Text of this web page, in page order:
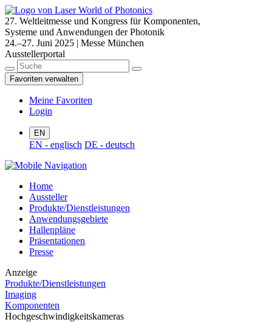
27. Weltleitmesse und Kongress für Komponenten,
Systeme und Anwendungen der Photonik
24.–27. Juni 2025 | Messe München
Ausstellerportal
Favoriten verwalten
Meine Favoriten
Login
EN
EN - englisch DE - deutsch
Home
Aussteller
Produkte/Dienstleistungen
Anwendungsgebiete
Hallenpläne
Präsentationen
Presse
Anzeige
Produkte/Dienstleistungen
Imaging
Komponenten
Hochgeschwindigkeitskameras